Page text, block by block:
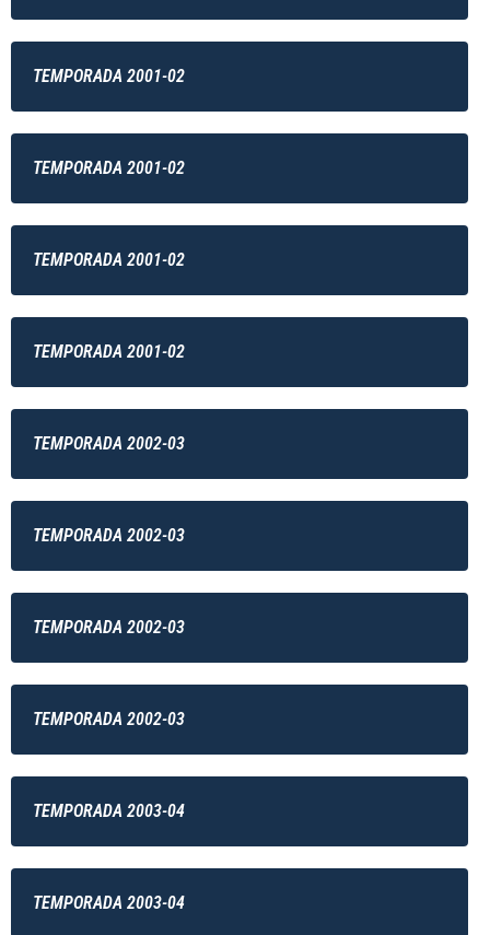
TEMPORADA 2001-02
TEMPORADA 2001-02
TEMPORADA 2001-02
TEMPORADA 2001-02
TEMPORADA 2002-03
TEMPORADA 2002-03
TEMPORADA 2002-03
TEMPORADA 2002-03
TEMPORADA 2003-04
TEMPORADA 2003-04